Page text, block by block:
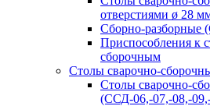
отверстиями ø 28
Сборно-
Приспособления к
сборочным
Столы сварочно-
Столы сварочно-
(ССД-06,-07,-08,-